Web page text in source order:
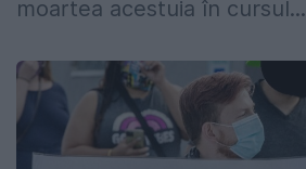
moartea acestuia în cursul...